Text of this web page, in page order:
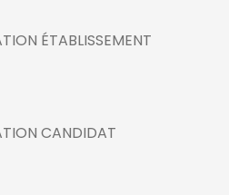
ÉTABLISSEMENT
CANDIDAT